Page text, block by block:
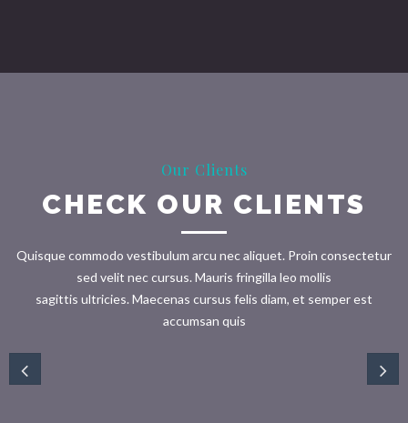
Our Clients
CHECK OUR CLIENTS
Quisque commodo vestibulum arcu nec aliquet. Proin consectetur
sed velit nec cursus. Mauris fringilla leo mollis
sagittis ultricies. Maecenas cursus felis diam, et semper est
accumsan quis